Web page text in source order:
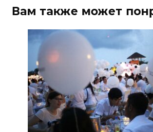
Вам также может